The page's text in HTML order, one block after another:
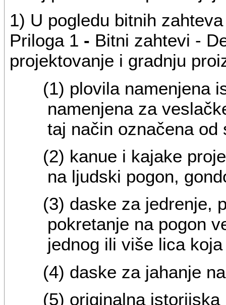
1) U pogledu bitnih
Priloga 1 - Bitni zahtevi -
projektovanje i gradnju
(1) plovila namenjena
namenjena za
taj način označena od
(2) kanue i kajake
na ljudski pogon,
(3) daske za jedrenje,
pokretanje na pogon
jednog ili više lica
(4) daske za jahanje
(5) originalna